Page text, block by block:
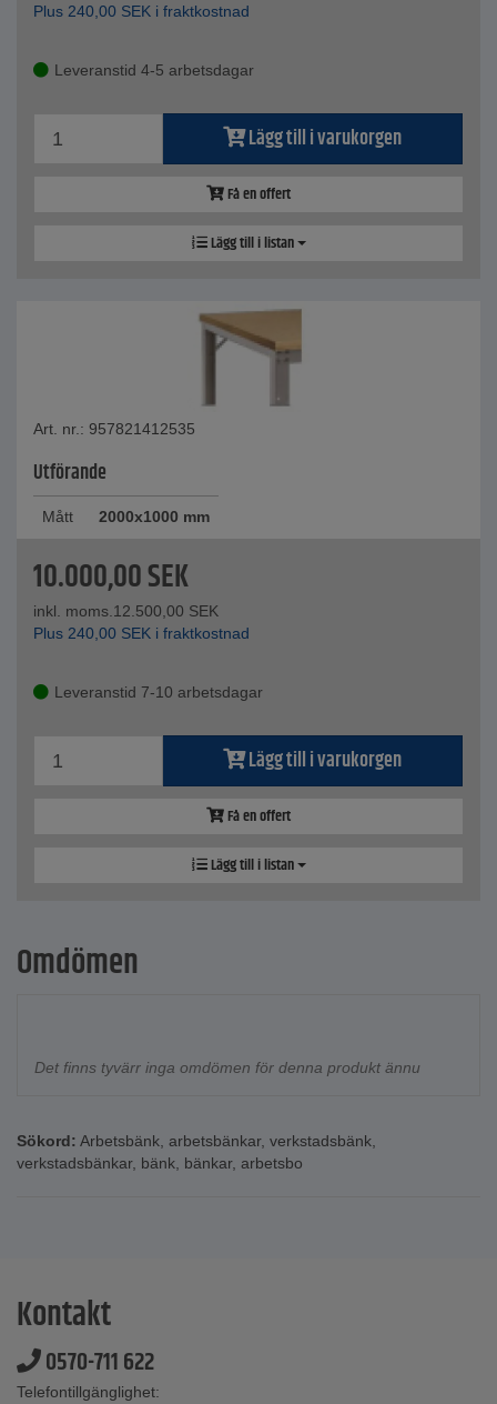
Plus 240,00 SEK i fraktkostnad
Leveranstid 4-5 arbetsdagar
Lägg till i varukorgen
Få en offert
Lägg till i listan
Art. nr.: 957821412535
Utförande
Mått 2000x1000 mm
10.000,00SEK
inkl. moms.12.500,00 SEK
Plus 240,00 SEK i fraktkostnad
Leveranstid 7-10 arbetsdagar
Lägg till i varukorgen
Få en offert
Lägg till i listan
Omdömen
Det finns tyvärr inga omdömen för denna produkt ännu
Sökord: Arbetsbänk, arbetsbänkar, verkstadsbänk,
verkstadsbänkar, bänk, bänkar, arbetsbo
Kontakt
0570-711 622
Telefontillgänglighet: